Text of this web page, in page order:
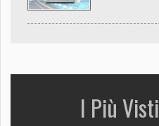
I Più Visti